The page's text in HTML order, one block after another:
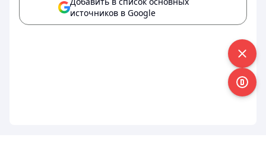
источников в Google